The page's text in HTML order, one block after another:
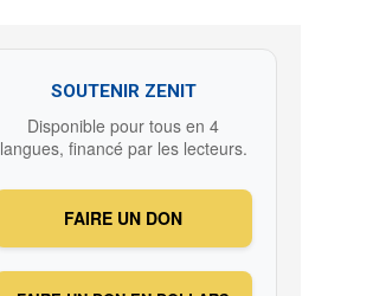
SOUTENIR ZENIT
Disponible pour tous en 4
langues, financé par les lecteurs.
FAIRE UN DON